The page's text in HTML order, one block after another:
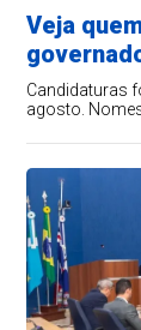
Veja
Candidaturas
agosto.